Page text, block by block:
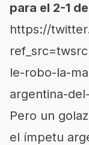
para el 2-1
https://
le-robo-la-
argentina-
Pero un
el ímpetu